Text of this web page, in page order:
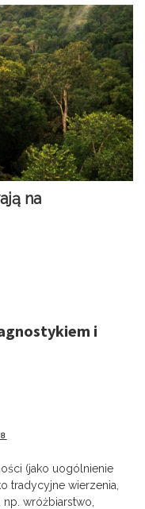
na
i
(jako uogólnienie
tradycyjne wierzenia,
wróżbiarstwo,